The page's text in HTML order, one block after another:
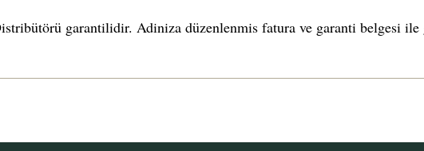
garantilidir. Adiniza düzenlenmis fatura ve garanti belgesi ile
Bu ürüne ilk yorumu siz yapın!
Ürün hakkında henüz soru sorulmamış.
Sitemize ilk yorumu siz yapın!